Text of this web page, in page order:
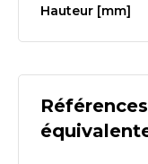
Hauteur [mm]